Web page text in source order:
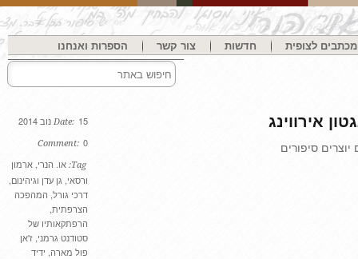
לצופית חדשות צור קשר הספרות ואנחנו
Date:
Comment:
או. הנרי ,ארמון
ורסאי,גן עדן וגיהינום,
דרכי גורל ,המהפכה
הצרפתית,
הרפתקאותיו של
סטודנט גרמני,ז'אן
פול מארה,ידיד
אירווינג
סיפורים